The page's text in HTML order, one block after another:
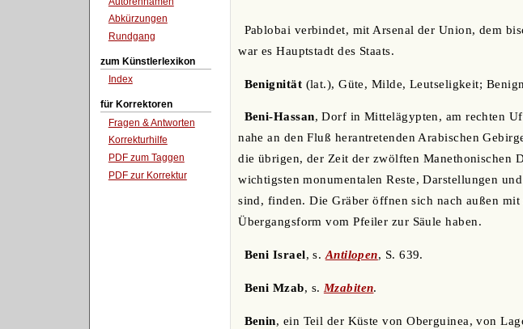
Abkürzungen
Rundgang
zum Künstlerlexikon
Index
für Korrektoren
Fragen & Antworten
Korrekturhilfe
PDF zum Taggen
PDF zur Korrektur
Pablobai verbindet, mit Arsenal der Union, dem
war es Hauptstadt des Staats.
Benignität (lat.), Güte, Milde, Leutseligkeit;
Beni-Hassan, Dorf in Mittelägypten, am rechten
nahe an den Fluß herantretenden Arabischen
die übrigen, der Zeit der zwölften Manethonischen
wichtigsten monumentalen Reste, Darstellungen
sind, finden. Die Gräber öffnen sich nach außen
Übergangsform vom Pfeiler zur Säule haben.
Beni Israel, s.Antilopen, S. 639.
Beni Mzab, s. Mzabiten.
Benin, ein Teil der Küste von Oberguinea, von